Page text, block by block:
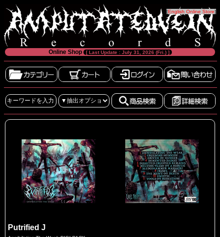
[English Online Store]
Online Shop [ Last Update : July 31, 2026 (Fri.) ]
Putrified J